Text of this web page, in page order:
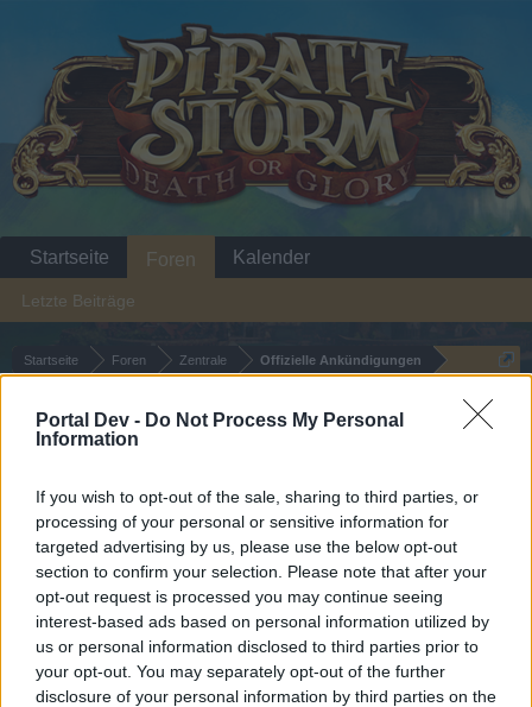
Portal Dev - Do Not Process My Personal
Information
If you wish to opt-out of the sale, sharing to third parties, or
processing of your personal or sensitive information for
targeted advertising by us, please use the below opt-out
section to confirm your selection. Please note that after your
opt-out request is processed you may continue seeing
interest-based ads based on personal information utilized by
us or personal information disclosed to third parties prior to
your opt-out. You may separately opt-out of the further
disclosure of your personal information by third parties on the
Startseite Foren Zentrale Offizielle Ankündigungen
Neues PvP-System-PvP-
Saison
Liebe(r) Forum-Leser/in,
wenn Du in diesem Forum aktiv an den Gesprächen
teilnehmen oder eigene Themen starten möchtest,
musst Du Dich bitte zunächst im Spiel einloggen.
Falls Du noch keinen Spielaccount besitzt, bitte
registriere Dich neu. Wir freuen uns auf Deinen
nächsten Besuch in unserem Forum! „Zum Spiel“
Startseite Foren
Letzte Beiträge
Kalender